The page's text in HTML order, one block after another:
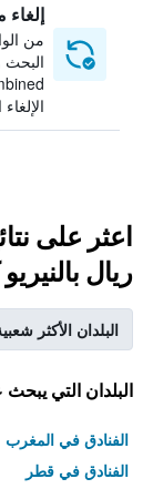
إلغاء
من
اعثر على
ريال
البلدان الأكثر
البلدان التي
الفنادق في المغرب
الفنادق في قطر